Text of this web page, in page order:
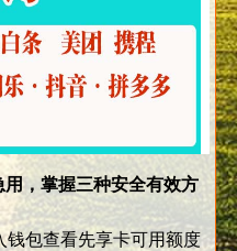
，掌握三种安全有效方
钱包查看先享卡可用额度